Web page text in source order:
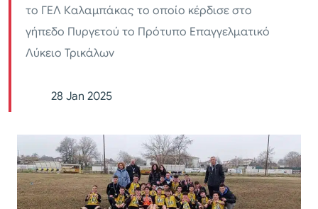
το ΓΕΛ Καλαμπάκας το οποίο κέρδισε στο
γήπεδο Πυργετού το Πρότυπο Επαγγελματικό
Λύκειο Τρικάλων
28 Jan 2025